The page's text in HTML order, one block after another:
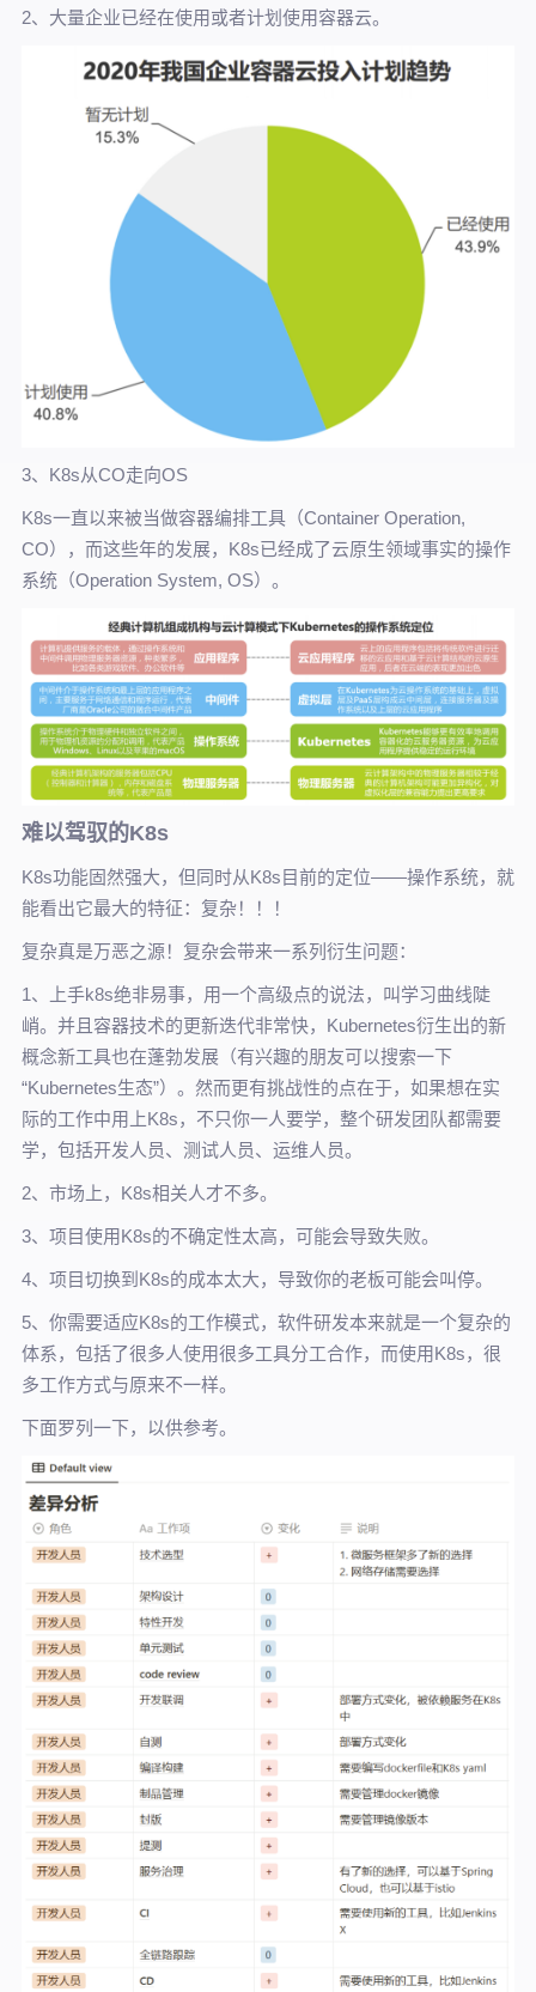
2、大量企业已经在使用或者计划使用容器云。
3、K8s从CO走向OS
K8s一直以来被当做容器编排工具（Container Operation,
CO），而这些年的发展，K8s已经成了云原生领域事实的操作
系统（Operation System, OS）。
难以驾驭的K8s
K8s功能固然强大，但同时从K8s目前的定位——操作系统，就
能看出它最大的特征：复杂！！！
复杂真是万恶之源！复杂会带来一系列衍生问题：
1、上手k8s绝非易事，用一个高级点的说法，叫学习曲线陡
峭。并且容器技术的更新迭代非常快，Kubernetes衍生出的新
概念新工具也在蓬勃发展（有兴趣的朋友可以搜索一下
“Kubernetes生态”）。然而更有挑战性的点在于，如果想在实
际的工作中用上K8s，不只你一人要学，整个研发团队都需要
学，包括开发人员、测试人员、运维人员。
2、市场上，K8s相关人才不多。
3、项目使用K8s的不确定性太高，可能会导致失败。
4、项目切换到K8s的成本太大，导致你的老板可能会叫停。
5、你需要适应K8s的工作模式，软件研发本来就是一个复杂的
体系，包括了很多人使用很多工具分工合作，而使用K8s，很
多工作方式与原来不一样。
下面罗列一下，以供参考。